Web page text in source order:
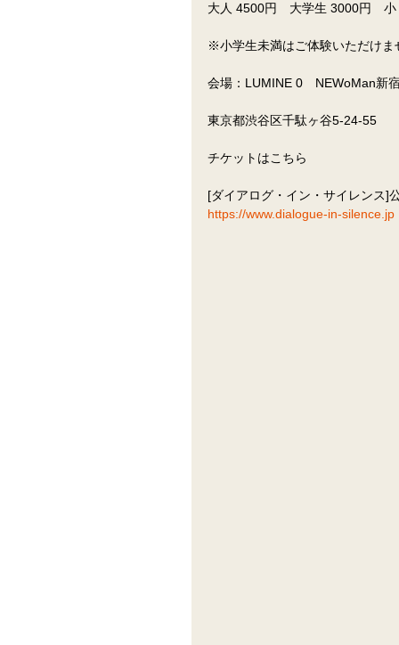
大人 4500円　大学生 3000円　
※小学生未満はご体験いただけま
会場：LUMINE 0　NEWoMan新
東京都渋谷区千駄ヶ谷5-24-55
チケットはこちら
[ダイアログ・イン・サイレンス]
https://www.dialogue-in-silence.jp